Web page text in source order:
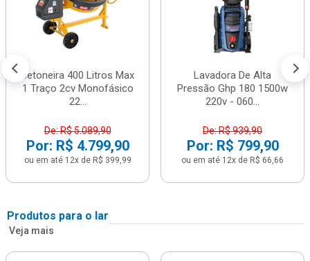
Betoneira 400 Litros Max
1 Traço 2cv Monofásico
22...
De: R$ 5.089,90
Por: R$ 4.799,90
ou em até 12x de R$ 399,99
Lavadora De Alta
Pressão Ghp 180 1500w
220v - 060...
De: R$ 939,90
Por: R$ 799,90
ou em até 12x de R$ 66,66
Produtos para o lar
Veja mais